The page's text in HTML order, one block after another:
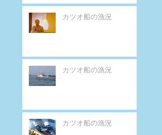
カツオ船の漁況
カツオ船の漁況
カツオ船の漁況